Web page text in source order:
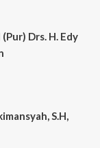
Drs. H. Edy
S.H,